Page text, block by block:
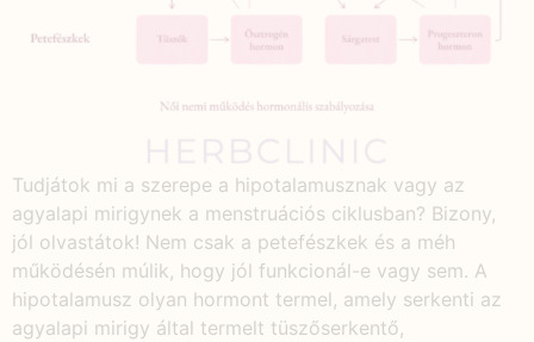
Tudjátok mi a szerepe a hipotalamusznak vagy az
agyalapi mirigynek a menstruációs ciklusban? Bizony,
jól olvastátok! Nem csak a petefészkek és a méh
működésén múlik, hogy jól funkcionál-e vagy sem. A
hipotalamusz olyan hormont termel, amely serkenti az
agyalapi mirigy által termelt tüszőserkentő,